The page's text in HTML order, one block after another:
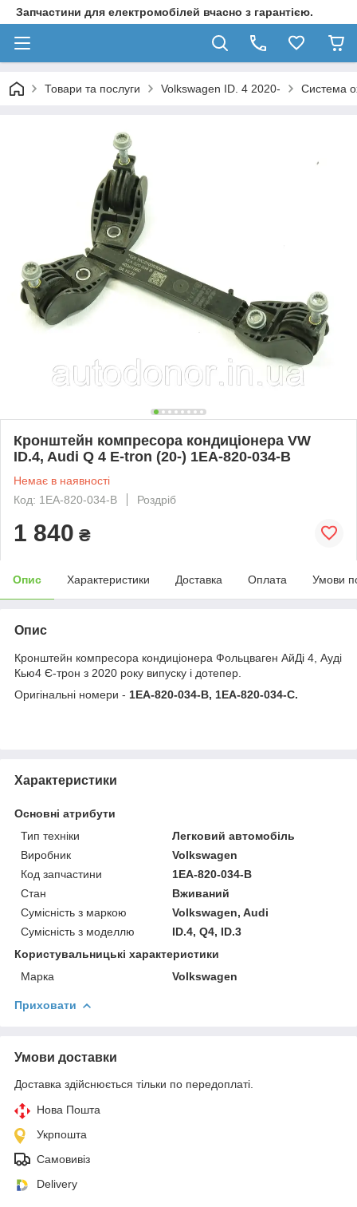
Запчастини для електромобілей вчасно з гарантією.
Товари та послуги Volkswagen ID. 4 2020- Система
Кронштейн компресора кондиціонера VW
ID.4, Audi Q 4 E-tron (20-) 1EA-820-034-B
Немає в наявності
Код: 1EA-820-034-B
Роздріб
1 840 ₴
Опис Характеристики Доставка Оплата Умови
Опис
Кронштейн компресора кондиціонера Фольцваген АйДі 4, Ауді
Кью4 Є-трон з 2020 року випуску і дотепер.
Оригінальні номери - 1EA-820-034-B, 1EA-820-034-C.
Характеристики
Основні атрибути
Тип техніки
Легковий автомобіль
Виробник
Volkswagen
Код запчастини
1EA-820-034-B
Стан
Вживаний
Сумісність з маркою
Volkswagen, Audi
Сумісність з моделлю
ID.4, Q4, ID.3
Користувальницькі характеристики
Марка
Volkswagen
Приховати
Умови доставки
Доставка здійснюється тільки по передоплаті.
Нова Пошта
Укрпошта
Самовивіз
Delivery